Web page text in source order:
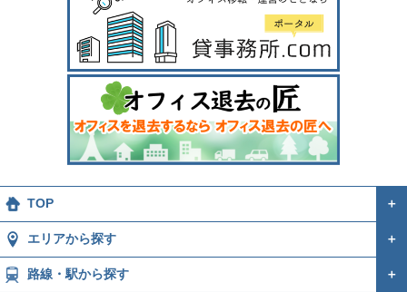
TOP ＋
エリアから探す ＋
路線・駅から探す ＋